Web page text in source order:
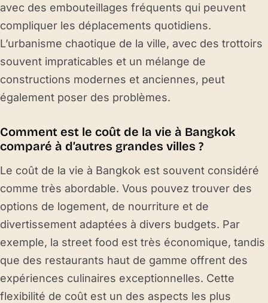
avec des embouteillages fréquents qui peuvent
compliquer les déplacements quotidiens.
L’urbanisme chaotique de la ville, avec des trottoirs
souvent impraticables et un mélange de
constructions modernes et anciennes, peut
également poser des problèmes.
Comment est le coût de la vie à Bangkok
comparé à d’autres grandes villes ?
Le coût de la vie à Bangkok est souvent considéré
comme très abordable. Vous pouvez trouver des
options de logement, de nourriture et de
divertissement adaptées à divers budgets. Par
exemple, la street food est très économique, tandis
que des restaurants haut de gamme offrent des
expériences culinaires exceptionnelles. Cette
flexibilité de coût est un des aspects les plus